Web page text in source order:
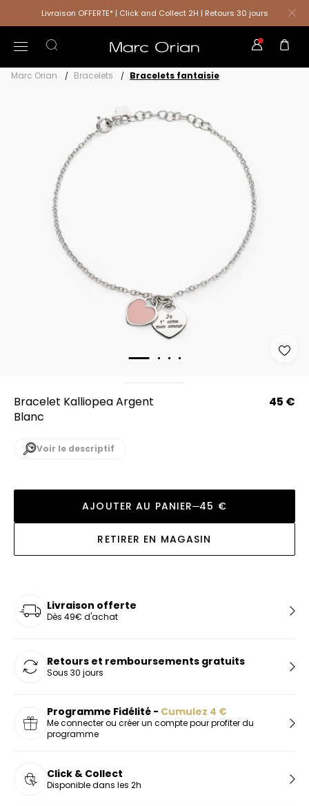
Livraison OFFERTE* | Click and Collect 2H | Retours 30 jours
Marc Orian Bracelets Bracelets fantaisie
Bracelet Kalliopea Argent
Blanc
45 €
Voir le descriptif
AJOUTER AU PANIER 45 €
RETIRER EN MAGASIN
Livraison offerte
Dès 49€ d'achat
Retours et remboursements gratuits
Sous 30 jours
Programme Fidélité - Cumulez 4 €
Me connecter ou créer un compte pour profiter du
programme
Click & Collect
Disponible dans les 2h